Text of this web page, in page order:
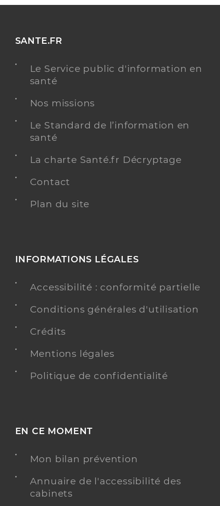
SANTE.FR
Le Service public d'information en
santé
Nos missions
Le Standard de l’information en
santé
La charte Santé.fr Décryptage
Contact
Plan du site
INFORMATIONS LÉGALES
Accessibilité : conformité partielle
Conditions générales d'utilisation
Crédits
Mentions légales
Politique de confidentialité
EN CE MOMENT
Mon bilan prévention
Annuaire de l'accessibilité des
cabinets